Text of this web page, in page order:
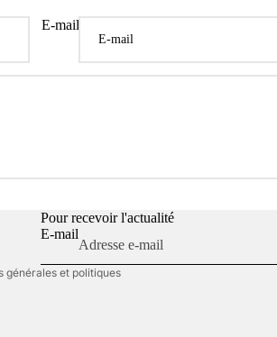
E-mail
Pour recevoir l'actualité
E-mail
générales et politiques
générales de vente